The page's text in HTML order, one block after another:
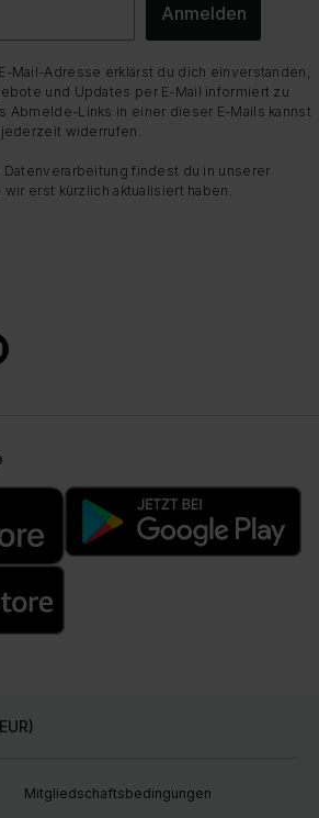
Anmelden
Mail-Adresse erklärst du dich einverstanden,
und Updates per E-Mail informiert zu
Abmelde-Links in einer dieser E-Mails kannst
widerrufen.
findest du in unserer
wir erst kürzlich aktualisiert haben.
Mitgliedschaftsbedingungen